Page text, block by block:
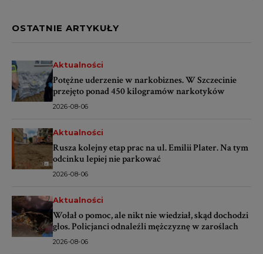
OSTATNIE ARTYKUŁY
Aktualności
Potężne uderzenie w narkobiznes. W Szczecinie
przejęto ponad 450 kilogramów narkotyków
2026-08-06
Aktualności
Rusza kolejny etap prac na ul. Emilii Plater. Na tym
odcinku lepiej nie parkować
2026-08-06
Aktualności
Wołał o pomoc, ale nikt nie wiedział, skąd dochodzi
głos. Policjanci odnaleźli mężczyznę w zaroślach
2026-08-06